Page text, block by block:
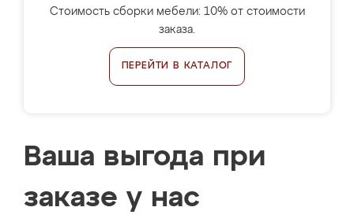
Стоимость сборки мебели: 10% от стоимости
заказа.
ПЕРЕЙТИ В КАТАЛОГ
Ваша выгода при
заказе у нас